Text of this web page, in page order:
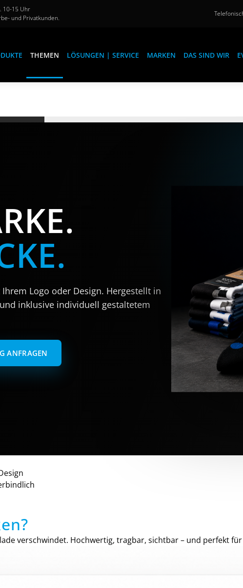
10-15 Uhr
und Privatkunden.
THEMEN LÖSUNGEN | SERVICE MARKEN DAS SIND WIR
Logo oder Design. Hergestellt in
und inklusive individuell gestaltetem
ANFRAGEN
verschwindet. Hochwertig, tragbar, sichtbar – und perfekt